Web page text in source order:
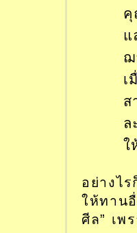
คุ
แ
ฌ
เ
ส
ล
ใ
อย่างไ
ให้ทาน
ศีล” เพ